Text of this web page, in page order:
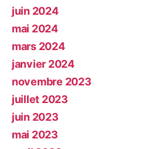
juin 2024
mai 2024
mars 2024
janvier 2024
novembre 2023
juillet 2023
juin 2023
mai 2023